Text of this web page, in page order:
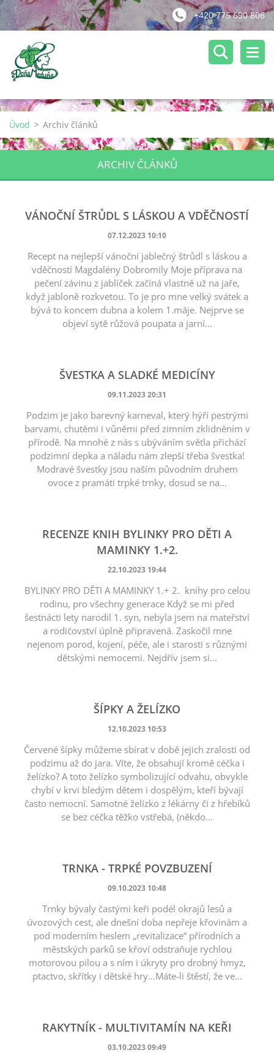
+420 775 690 806
Úvod > Archiv článků
ARCHIV ČLÁNKŮ
VÁNOČNÍ ŠTRŮDL S LÁSKOU A VDĚČNOSTÍ
07.12.2023 10:10
Recept na nejlepší vánoční jablečný štrůdl s láskou a
vděčností Magdalény Dobromily Moje příprava na
pečení závinu z jablíček začíná vlastně už na jaře,
když jabloně rozkvetou. To je pro mne velký svátek a
bývá to koncem dubna a kolem 1.máje. Nejprve se
objeví sytě růžová poupata a jarní...
ŠVESTKA A SLADKÉ MEDICÍNY
09.11.2023 20:31
Podzim je jako barevný karneval, který hýří pestrými
barvami, chutěmi i vůněmi před zimním zklidněním v
přírodě. Na mnohé z nás s ubýváním světla přichází
podzimní depka a náladu nám zlepší třeba švestka!
Modravé švestky jsou naším původním druhem
ovoce z pramáti trpké trnky, dosud se na...
RECENZE KNIH BYLINKY PRO DĚTI A
MAMINKY 1.+2.
22.10.2023 19:44
BYLINKY PRO DĚTI A MAMINKY 1.+ 2. knihy pro celou
rodinu, pro všechny generace Když se mi před
šestnácti lety narodil 1. syn, nebyla jsem na mateřství
a rodičovství úplně připravená. Zaskočil mne
nejenom porod, kojení, péče, ale i starosti s různými
dětskými nemocemi. Nejdřív jsem si...
ŠÍPKY A ŽELÍZKO
12.10.2023 10:53
Červené šípky můžeme sbírat v době jejich zralosti od
podzimu až do jara. Víte, že obsahují kromě céčka i
želízko? A toto želízko symbolizující odvahu, obvykle
chybí v krvi bledým dětem i dospělým, kteří bývají
často nemocní. Samotné želízko z lékárny či z hřebíků
se bez céčka těžko vstřebá, (někdo...
TRNKA - TRPKÉ POVZBUZENÍ
09.10.2023 10:48
Trnky bývaly častými keři podél okrajů lesů a
úvozových cest, ale dnešní doba nepřeje křovinám a
pod moderním heslem „revitalizace“ přírodních a
městských parků se křoví odstraňuje rychlou
motorovou pilou a s ním i úkryty pro drobný hmyz,
ptactvo, skřítky i dětské hry…Máte-li štěstí, že ve...
RAKYTNÍK - MULTIVITAMÍN NA KEŘI
03.10.2023 09:49